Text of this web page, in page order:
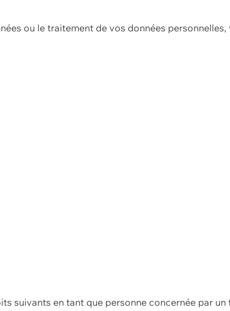
ou le traitement de vos données
suivants en tant que personne concernée par